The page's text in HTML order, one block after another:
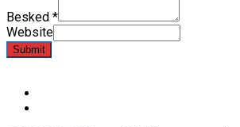
Besked *
Website
Submit